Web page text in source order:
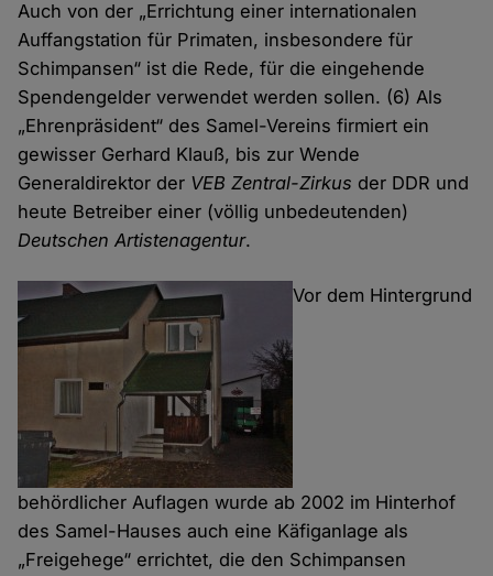
Auch von der „Errichtung einer internationalen
Auffangstation für Primaten, insbesondere für
Schimpansen“ ist die Rede, für die eingehende
Spendengelder verwendet werden sollen. (6) Als
„Ehrenpräsident“ des Samel-Vereins firmiert ein
gewisser Gerhard Klauß, bis zur Wende
Generaldirektor der VEB Zentral-Zirkus der DDR und
heute Betreiber einer (völlig unbedeutenden)
Deutschen Artistenagentur.
Vor dem Hintergrund
behördlicher Auflagen wurde ab 2002 im Hinterhof
des Samel-Hauses auch eine Käfiganlage als
„Freigehege“ errichtet, die den Schimpansen